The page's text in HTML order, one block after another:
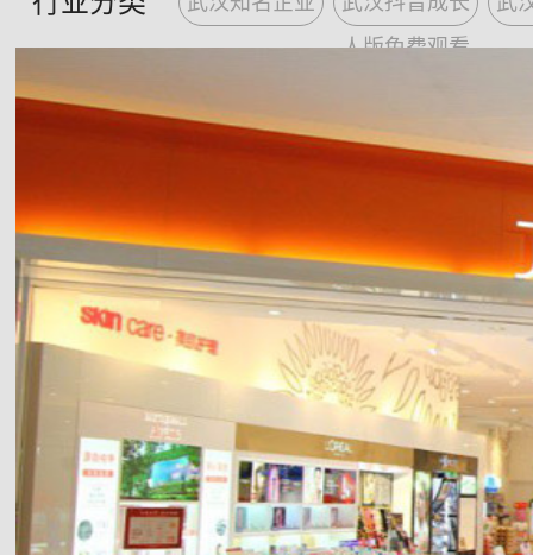
识，合理的收费标准，91抖音成人短视频
更优质、更理想的服务。
Zhicheng decoration is the integration of design and construc
grade qualification enterprise. Our company with a long experience on design
nationwide hotel, villas, shops, factory, office design and decoration; plus
have a number of well-equipped construction team and high-quality talent
conceptions are achieved perfectly embodiment.
For more than 10 years, We are always dedicated to providing
from consulting, design, material selection, construction and after-sales
customer get more senior decoration service, at the meantime we also
Our project managers have many years of work experience, large area
experience.We are professional that we can provide the perfect construction
excellent public reputationbase on our
counstruction site management. Moreover, our consummate after-ale
our customers feel the most satisfactory service.
Brand new design concept, strong desing strength, strong construction
equipment, standard construction management, complete supporting
response, sincere service awareness, reasonable fee standard, we will
人版免费观看